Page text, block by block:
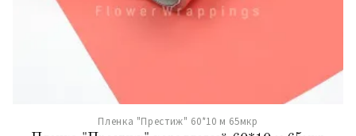
Пленка "Престиж" 60*10 м 65мкр